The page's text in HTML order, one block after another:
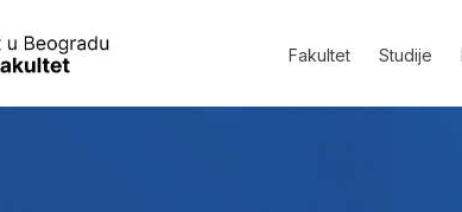
Fakultet Studije